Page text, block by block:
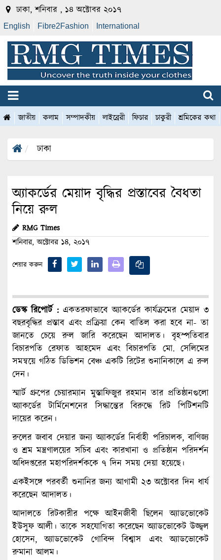
ঢাকা, শনিবার , ১৪ অক্টোবর ২০১৭
English Fibre2Fashion International
জাতীয় কলাম সম্পাদকীয় লাইব্রেরী ফিচার চাকুরী শ্রমিকের কথা
ঢাকা
অ্যাকর্ডের মেয়াদ বৃদ্ধির প্রস্তাবের বৈধতা
নিয়ে রুল
RMG Times
শনিবার, অক্টোবর ১৪, ২০১৭
শেয়ার করুন
ডেস্ক রিপোর্ট :একতরফাভাবে অ্যাকর্ডের কার্যক্রমের মেয়াদ ৩
বছরবৃদ্ধির প্রস্তাব এবং প্রক্রিয়া কেন বাতিল করা হবে না- তা
জানতে চেয়ে রুল জারি করেছেন আদালত। বৃহস্পতিবার
বিচারপতি রেফাত আহমেদ এবং বিচারপতি মো. সেলিমের
সমন্বয়ে গঠিত ডিভিশন বেঞ্চ একটি রিটের শুনানিকালে এ রুল
দেন।
স্মার্ট গ্রুপের চেয়ারম্যান মুস্তাফিজুর রহমান তার প্রতিষ্ঠানগুলো
অ্যাকর্ডের টার্মিনেশনের সিদ্ধান্তের বিরুদ্ধে রিট পিটিশনটি
দায়ের করেন।
রুলের জবাব দেয়ার জন্য অ্যাকর্ডের নির্বাহী পরিচালক, বাণিজ্য
ও শ্রম মন্ত্রণালয়ের সচিব এবং কারখানা ও প্রতিষ্ঠান পরিদর্শন
অধিদপ্তরের মহাপরিদর্শককে ৭ দিন সময় দেয়া হয়েছে।
একইসঙ্গে পরবর্তী শুনানির জন্য আগামী ২৩ অক্টোবর দিন ধার্য
করেছেন আদালত।
আদালতে রিটকারীর পক্ষে আইনজীবী ছিলেন অ্যাডভোকেট
ইউসুফ আলী। তাকে সহযোগিতা করেছেন অ্যাডভোকেট উজ্জ্বল
হোসেন, অ্যাডভোকেট গোবিন্দ বিশ্বাস এবং অ্যাডভোকেট
রুমানা আলম।